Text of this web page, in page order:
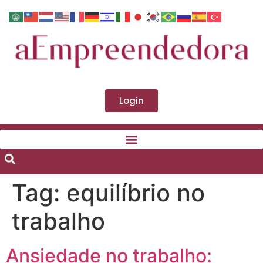
Login
Tag: equilíbrio no
trabalho
Ansiedade no trabalho: